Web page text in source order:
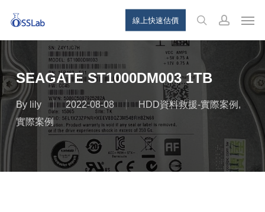
main
content
線上快速估價
searchaccount
SEAGATE ST1000DM003 1TB
By lily 2022-08-08 HDD資料救援-實際案例 ,
實際案例